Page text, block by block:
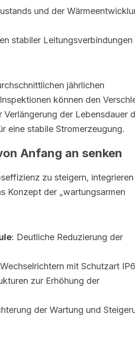
und der
stabiler Leitungsverbindungen
jährlichen
können den
der Lebensdauer
eine stabile Stromerzeugung.
Anfang an senken
zu steigern, integrieren
Konzept der „wartungsarmen
: Deutliche Reduzierung der
mit Schutzart
zur Erhöhung der
der Wartung und